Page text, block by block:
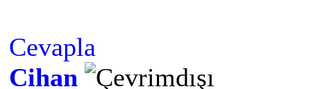
Cevapla
Cihan